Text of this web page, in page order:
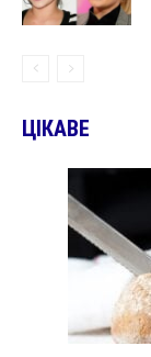
ЦІКАВЕ